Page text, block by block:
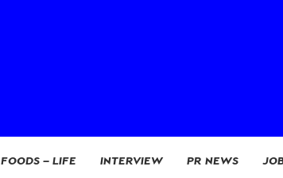
FOODS – LIFE INTERVIEW PR NEWS